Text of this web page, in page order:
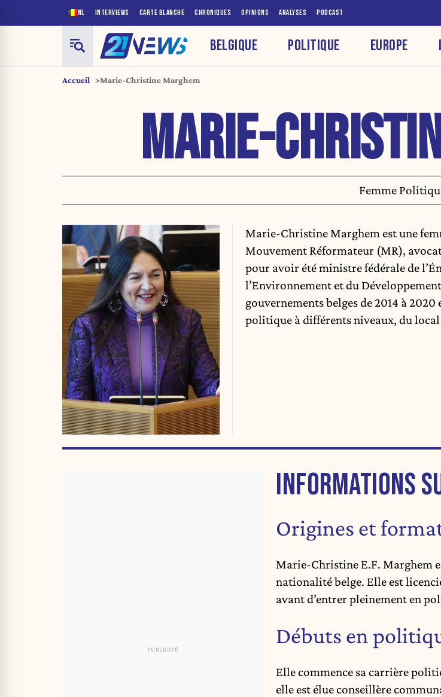
NL INTERVIEWS CARTE BLANCHE CHRONIQUES OPINIONS ANALYSES PODCAST
BELGIQUE POLITIQUE EUROPE
Accueil Marie-Christine Marghem
MARIE-
Femme
Marie-Christine Marghem est une
Mouvement Réformateur (MR),
pour avoir été ministre fédérale de
l’Environnement et du
gouvernements belges de 2014 à
politique à différents niveaux, du
INFORMATIONS
Origines et
Marie-Christine E.F. Marghem
nationalité belge. Elle est
avant d’entrer pleinement en
Débuts en
Elle commence sa carrière
elle est élue conseillère